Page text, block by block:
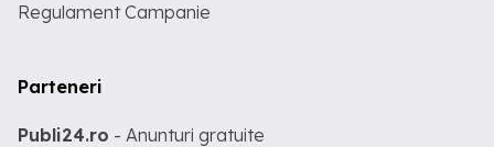
Regulament Campanie
Parteneri
Publi24.ro - Anunturi gratuite